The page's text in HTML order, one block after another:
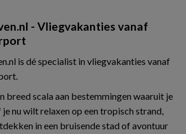
- Vliegvakanties vanaf
is dé specialist in vliegvakanties vanaf
breed scala aan bestemmingen waaruit je
nu wilt relaxen op een tropisch strand,
in een bruisende stad of avontuur